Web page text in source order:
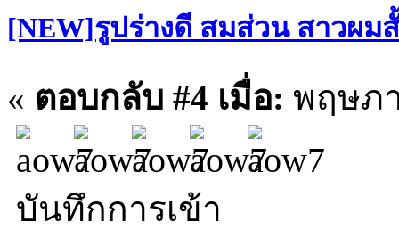
[NEW]รูปร่างดี สมส่วน สาวผม
« ตอบกลับ #4 เมื่อ: พฤษภ
บันทึกการเข้า